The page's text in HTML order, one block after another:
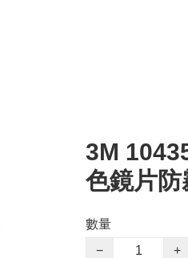
3M
色鏡片防
數量
−
+